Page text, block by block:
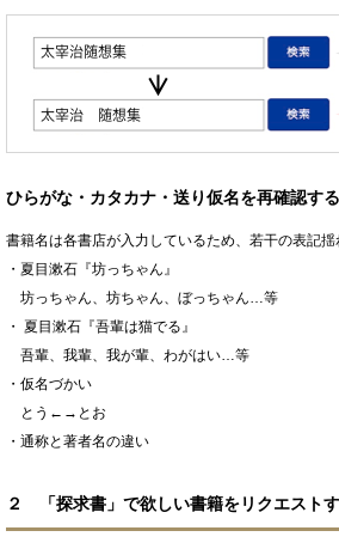
ひらがな・カタカナ・送り仮名を再確認する
書籍名は各書店が入力しているため、若干の表記揺
・夏目漱石『坊っちゃん』
坊っちゃん、坊ちゃん、ぼっちゃん…等
・ 夏目漱石『吾輩は猫でる』
吾輩、我輩、我が輩、わがはい…等
・仮名づかい
とう←→とお
・通称と著者名の違い
２ 「探求書」で欲しい書籍をリクエスト